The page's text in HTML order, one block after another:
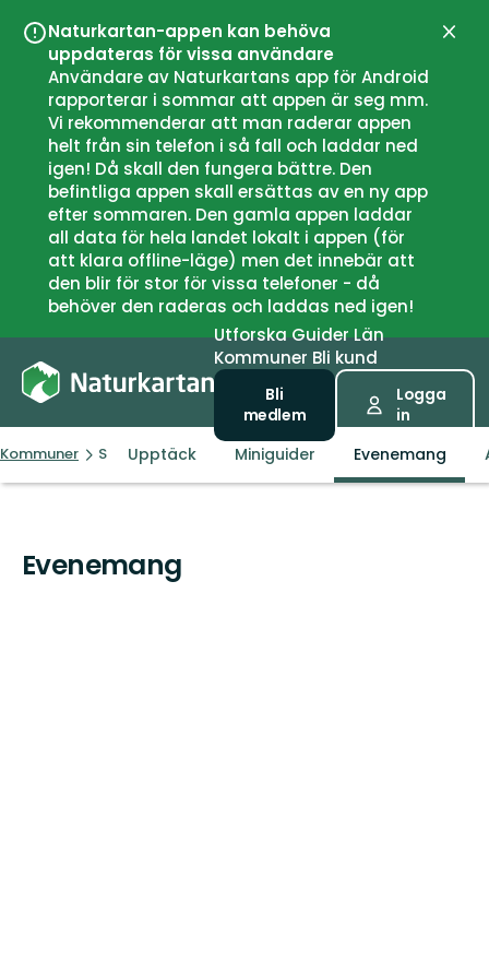
Naturkartan-appen kan behöva
uppdateras för vissa användare
Användare av Naturkartans app för Android
rapporterar i sommar att appen är seg mm.
Vi rekommenderar att man raderar appen
helt från sin telefon i så fall och laddar ned
igen! Då skall den fungera bättre. Den
befintliga appen skall ersättas av en ny app
efter sommaren. Den gamla appen laddar
all data för hela landet lokalt i appen (för
att klara offline-läge) men det innebär att
den blir för stor för vissa telefoner - då
behöver den raderas och laddas ned igen!
UtforskaGuiderLän
Kommuner Bli kund
Bli
medlem
Logga
in
Kommuner StrandaUpptäck Miniguider Evenemang
Evenemang